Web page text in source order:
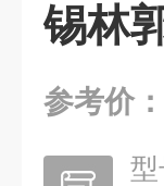
锡林
参考价：
型